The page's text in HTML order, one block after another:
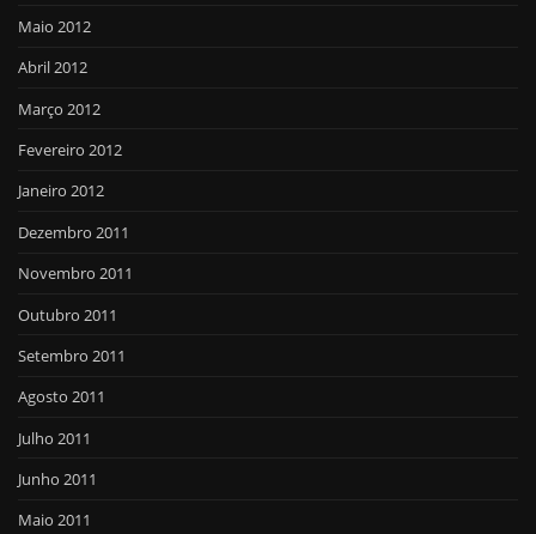
Maio 2012
Abril 2012
Março 2012
Fevereiro 2012
Janeiro 2012
Dezembro 2011
Novembro 2011
Outubro 2011
Setembro 2011
Agosto 2011
Julho 2011
Junho 2011
Maio 2011